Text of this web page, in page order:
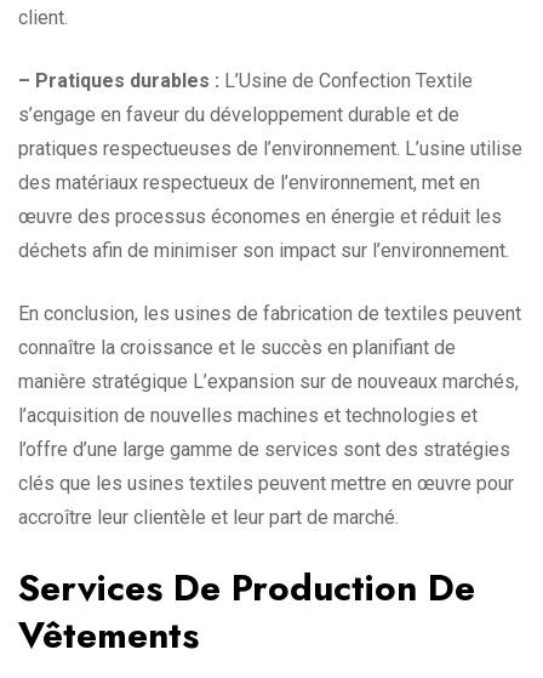
client.
– Pratiques durables : L’Usine de Confection Textile
s’engage en faveur du développement durable et de
pratiques respectueuses de l’environnement. L’usine utilise
des matériaux respectueux de l’environnement, met en
œuvre des processus économes en énergie et réduit les
déchets afin de minimiser son impact sur l’environnement.
En conclusion, les usines de fabrication de textiles peuvent
connaître la croissance et le succès en planifiant de
manière stratégique L’expansion sur de nouveaux marchés,
l’acquisition de nouvelles machines et technologies et
l’offre d’une large gamme de services sont des stratégies
clés que les usines textiles peuvent mettre en œuvre pour
accroître leur clientèle et leur part de marché.
Services De Production De
Vêtements